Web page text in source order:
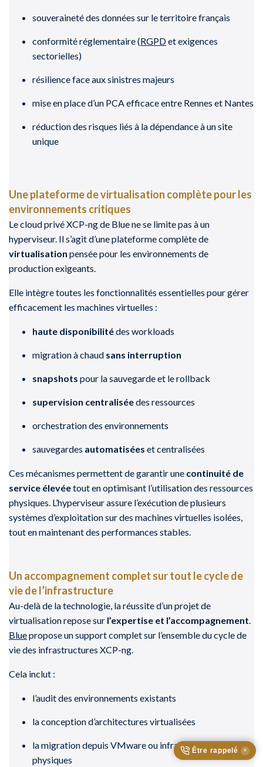
souveraineté des données sur le territoire français
conformité réglementaire (RGPDet exigences
sectorielles)
résilience face aux sinistres majeurs
mise en place d’un PCA efficace entre Rennes et Nantes
réduction des risques liés à la dépendance à un site
unique
Une plateforme de virtualisation complète pour les
environnements critiques
Le cloud privé XCP-ng de Blue ne se limite pas à un
hyperviseur. Il s’agit d’une plateforme complète de
virtualisation pensée pour les environnements de
production exigeants.
Elle intègre toutes les fonctionnalités essentielles pour gérer
efficacement les machines virtuelles :
haute disponibilitédes workloads
migration à chaud sans interruption
snapshots pour la sauvegarde et le rollback
supervision centraliséedes ressources
orchestration des environnements
sauvegardes automatisées et centralisées
Ces mécanismes permettent de garantir une continuité de
service élevéetout en optimisant l’utilisation des ressources
physiques. L’hyperviseur assure l’exécution de plusieurs
systèmes d’exploitation sur des machines virtuelles isolées,
tout en maintenant des performances stables.
Un accompagnement complet sur tout le cycle de
vie de l’infrastructure
Au-delà de la technologie, la réussite d’un projet de
virtualisation repose sur l’expertise et l’accompagnement.
Bluepropose un support complet sur l’ensemble du cycle de
vie des infrastructures XCP-ng.
Cela inclut :
l’audit des environnements existants
la conception d’architectures virtualisées
la migration depuis VMware ou infrastructures
physiques
Être rappelé ✕